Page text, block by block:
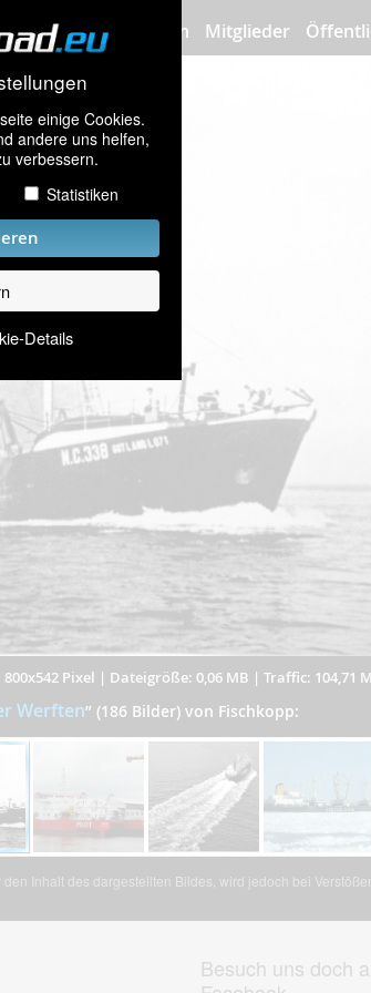
einige Cookies.
andere uns helfen,
verbessern.
Statistiken
Details
Bilder hochladen Mitglieder
Pixel | Dateigröße: 0,06 MB | Traffic: 104,71
Werften” (186 Bilder) von Fischkopp:
Inhalt des dargestellten Bildes, wird jedoch bei
Besuch uns doch